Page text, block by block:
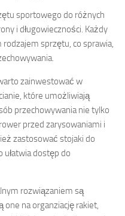
sportowego do różnych
i długowieczności. Każdy
sprzętu, co sprawia,
zainwestować w
które umożliwiają
przechowywania nie tylko
przed zarysowaniami i
zastosować stojaki do
ułatwia dostęp do
rozwiązaniem są
one na organziację rakiet,